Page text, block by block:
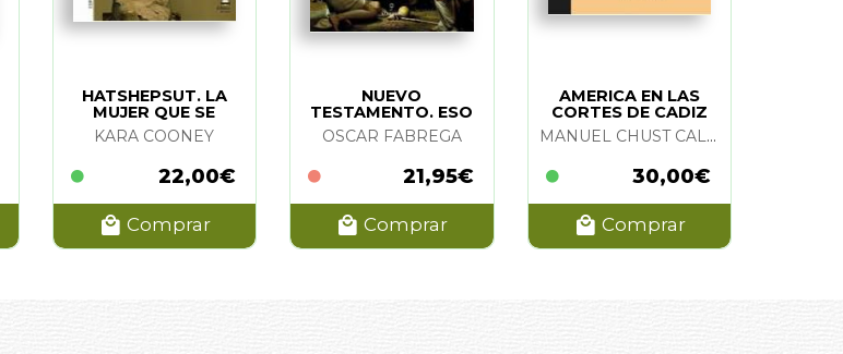
HATSHEPSUT. LA
MUJER QUE SE
CONVERTIRIA EN REY
KARA COONEY
22,00€
Comprar
NUEVO
TESTAMENTO. ESO
NO ESTABA...
OSCAR FABREGA
21,95€
Comprar
AMERICA EN LAS
CORTES DE CADIZ
MANUEL CHUST CALERO
30,00€
Comprar